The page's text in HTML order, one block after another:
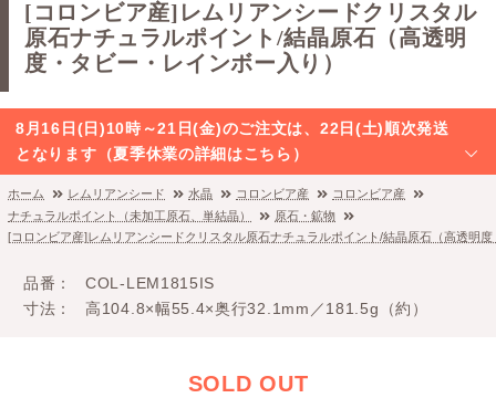
[コロンビア産]レムリアンシードクリスタル
原石ナチュラルポイント/結晶原石（高透明
度・タビー・レインボー入り）
8月16日(日)10時～21日(金)のご注文は、22日(土)順次発送
となります（夏季休業の詳細はこちら）
ホーム レムリアンシード 水晶 コロンビア産
コロンビア産
ナチュラルポイント（未加工原石、単結晶）
原石・鉱物
[コロンビア産]レムリアンシードクリスタル原石ナチュラルポイント/結晶原石（高透明
品番
COL-LEM1815IS
寸法
高104.8×幅55.4×奥行32.1mm／181.5g（約）
SOLD OUT